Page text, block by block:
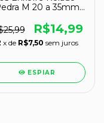
M 20 a 35mm
R$14,99
x de R$7,50 sem juros
ESPIAR